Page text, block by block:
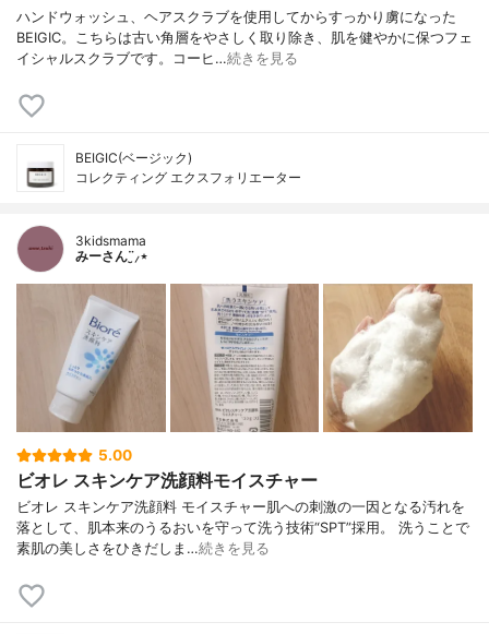
ハンドウォッシュ、ヘアスクラブを使用してからすっかり虜になった
BEIGIC。こちらは古い角層をやさしく取り除き、肌を健やかに保つフェ
イシャルスクラブです。コーヒ…続きを見る
BEIGIC(ベージック)
コレクティング エクスフォリエーター
3kidsmama
みーさん¨̮⸝⋆
5.00
ビオレ スキンケア洗顔料モイスチャー
ビオレ スキンケア洗顔料 モイスチャー肌への刺激の一因となる汚れを
落として、肌本来のうるおいを守って洗う技術“SPT”採用。 洗うことで
素肌の美しさをひきだしま…続きを見る